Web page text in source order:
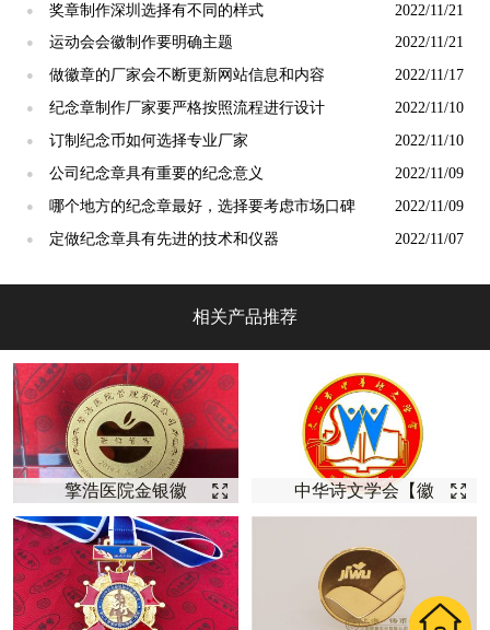
● 奖章制作深圳选择有不同的样式 2022/11/21
● 运动会会徽制作要明确主题 2022/11/21
● 做徽章的厂家会不断更新网站信息和内容 2022/11/17
● 纪念章制作厂家要严格按照流程进行设计 2022/11/10
● 订制纪念币如何选择专业厂家 2022/11/10
● 公司纪念章具有重要的纪念意义 2022/11/09
● 哪个地方的纪念章最好，选择要考虑市场口碑 2022/11/09
● 定做纪念章具有先进的技术和仪器 2022/11/07
相关产品推荐
擎浩医院金银徽
章--【徽章定制】
中华诗文学会【徽
章定制】